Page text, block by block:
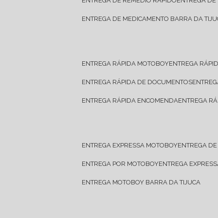
ENTREGA DE MEDICAMENTO BARRA DA
ENTREGA RÁPIDA MOTOBOY ENTREGA
ENTREGA RÁPIDA DE DOCUMENTOS
ENTREGA RÁPIDA ENCOMENDA ENTREGA
ENTREGA EXPRESSA MOTOBOY ENTREGA
ENTREGA POR MOTOBOY ENTREGA
ENTREGA MOTOBOY BARRA DA TIJUCA